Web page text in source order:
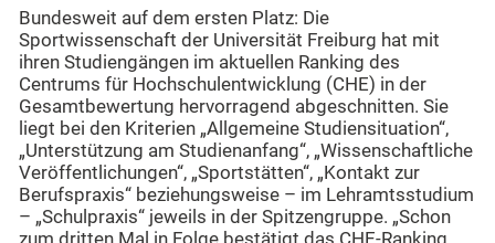
Bundesweit auf dem ersten Platz: Die
Sportwissenschaft der Universität Freiburg hat mit
ihren Studiengängen im aktuellen Ranking des
Centrums für Hochschulentwicklung (CHE) in der
Gesamtbewertung hervorragend abgeschnitten. Sie
liegt bei den Kriterien „Allgemeine Studiensituation“,
„Unterstützung am Studienanfang“, „Wissenschaftliche
Veröffentlichungen“, „Sportstätten“, „Kontakt zur
Berufspraxis“ beziehungsweise – im Lehramtsstudium
– „Schulpraxis“ jeweils in der Spitzengruppe. „Schon